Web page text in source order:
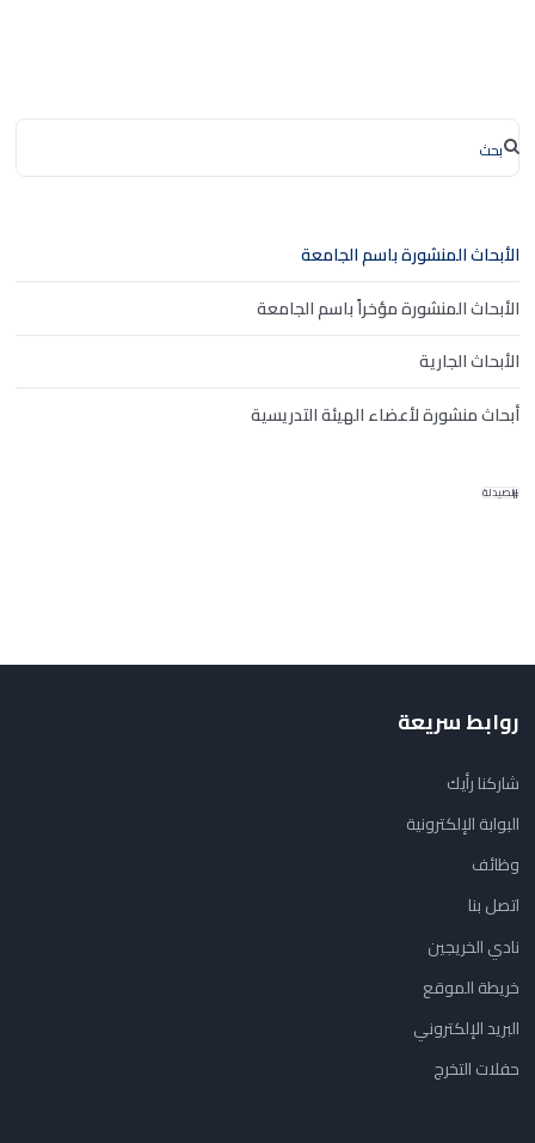
الأبحاث المنشورة باسم الجامعة
الأبحاث المنشورة مؤخراً باسم الجامعة
الأبحاث الجارية
أبحاث منشورة لأعضاء الهيئة التدريسية
الصيدلة
روابط سريعة
شاركنا رأيك
البوابة الإلكترونية
وظائف
اتصل بنا
نادي الخريجين
خريطة الموقع
البريد الإلكتروني
حفلات التخرج